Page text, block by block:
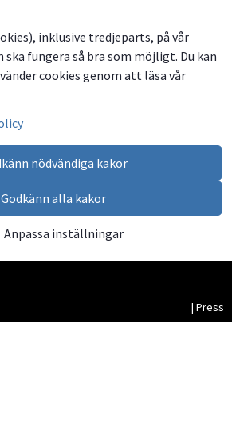
inklusive tredjeparts, på vår
fungera så bra som möjligt. Du kan
cookies genom att läsa vår
nödvändiga kakor
Godkänn alla kakor
Anpassa inställningar
| Press